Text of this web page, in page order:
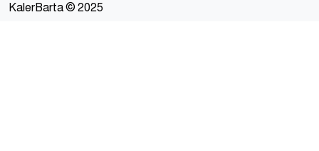
KalerBarta © 2025